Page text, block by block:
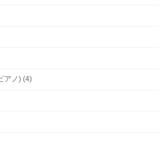
アノ) (4)